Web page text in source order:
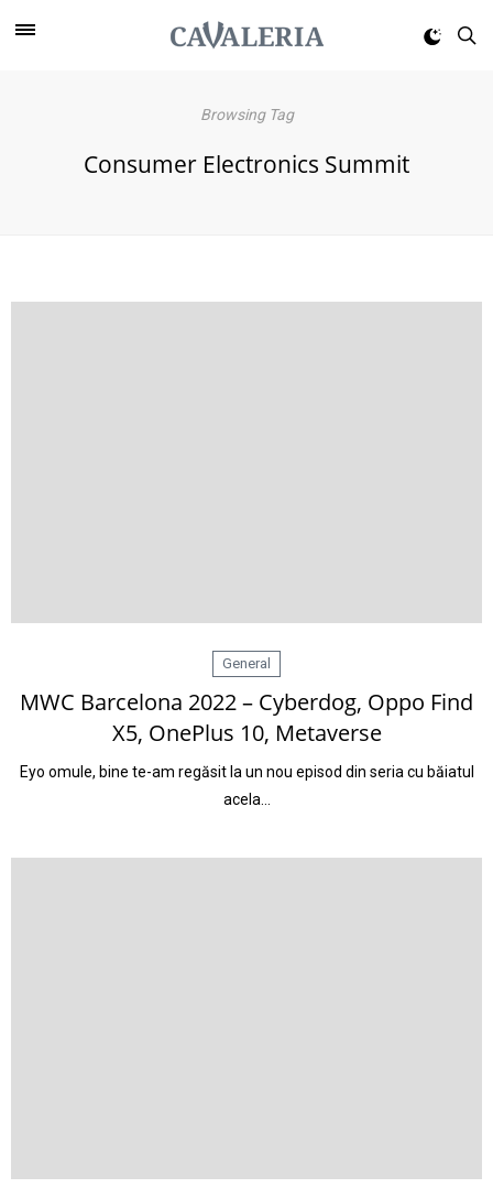
Browsing Tag
Consumer Electronics Summit
General
MWC Barcelona 2022 – Cyberdog, Oppo Find
X5, OnePlus 10, Metaverse
Eyo omule, bine te-am regăsit la un nou episod din seria cu băiatul
acela…